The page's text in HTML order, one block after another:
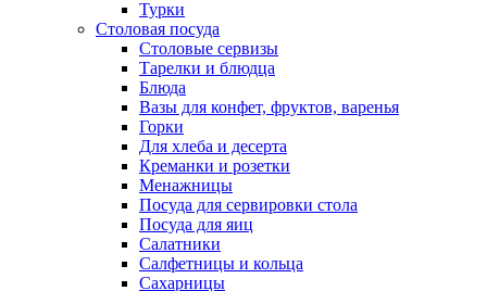
Турки
Столовая посуда
Столовые сервизы
Тарелки и блюдца
Блюда
Вазы для конфет, фруктов, варенья
Горки
Для хлеба и десерта
Креманки и розетки
Менажницы
Посуда для сервировки стола
Посуда для яиц
Салатники
Салфетницы и кольца
Сахарницы